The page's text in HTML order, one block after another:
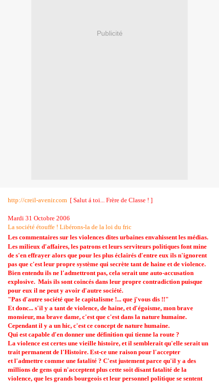
Publicité
http://creil-avenir.com [ Salut á toi... Frère de Classe ! ]
Mardi 31 Octobre 2006
La société étouffe ! Libérons-la de la loi du fric
Les commentaires sur les violences dites urbaines envahissent les médias.
Les milieux d'affaires, les patrons et leurs serviteurs politiques font mine
de s'en effrayer alors que pour les plus éclairés d'entre eux ils n'ignorent
pas que c'est leur propre système qui secrète tant de haine et de violence.
Bien entendu ils ne l'admettront pas, cela serait une auto-accusation
explosive. Mais ils sont coincés dans leur propre contradiction puisque
pour eux il ne peut y avoir d'autre société.
"Pas d'autre société que le capitalisme !... que j'vous dis !!"
Et donc... s'il y a tant de violence, de haine, et d'égoisme, mon brave
monsieur, ma brave dame, c'est que c'est dans la nature humaine.
Cependant il y a un hic, c'est ce concept de nature humaine.
Qui est capable d'en donner une définition qui tienne la route ?
La violence est certes une vieille histoire, et il semblerait qu'elle serait un
trait permanent de l'Histoire. Est-ce une raison pour l'accepter
et l'admettre comme une fatalité ? C'est justement parce qu'il y a des
millions de gens qui n'acceptent plus cette soit disant fatalité de la
violence, que les grands bourgeois et leur personnel politique se sentent